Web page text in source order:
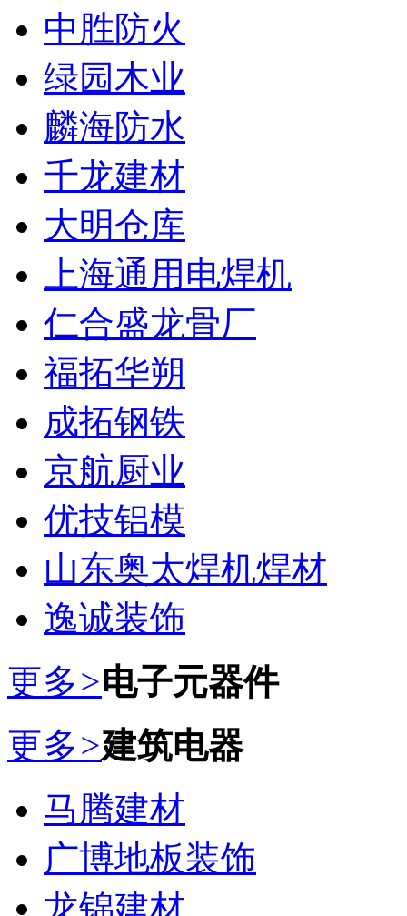
中胜防火
绿园木业
麟海防水
千龙建材
大明仓库
上海通用电焊机
仁合盛龙骨厂
福拓华朔
成拓钢铁
京航厨业
优技铝模
山东奥太焊机焊材
逸诚装饰
更多>电子元器件
更多>建筑电器
马腾建材
广博地板装饰
龙锦建材